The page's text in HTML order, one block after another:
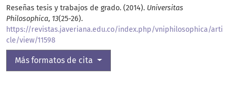
Reseñas tesis y trabajos de grado. (2014). Universitas
Philosophica, 13(25-26).
https://revistas.javeriana.edu.co/index.php/vniphilosophica/arti
cle/view/11598
Más formatos de cita